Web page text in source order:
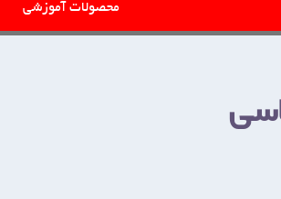
محصولات آموزشی